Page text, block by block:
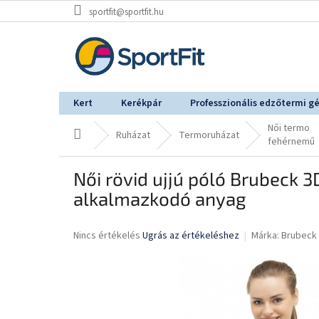
a
sportfit@sportfit.hu
Kert Kerékpár Professzionális edzőtermi
KezdőlapRuházat Termoruházat
Női termo
fehérnemű
Női rövid ujjú póló Brubeck
alkalmazkodó anyag
A
Nincs értékelés Ugrás az értékeléshez Márka: Brubeck